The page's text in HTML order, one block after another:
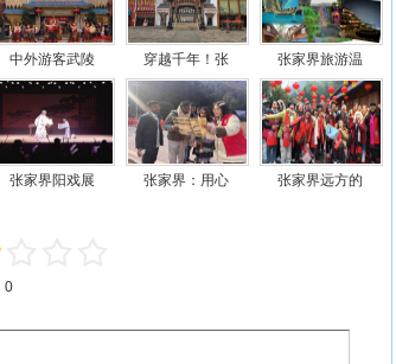
中外游客武陵 穿越千年！张 张家界旅游温
张家界阳戏展 张家界：用心 张家界远方的
0